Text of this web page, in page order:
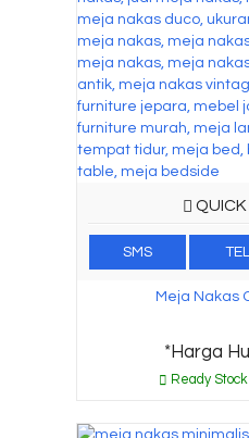
QUICK
SMS TEL
Meja Nakas
*Harga
Ready Stock